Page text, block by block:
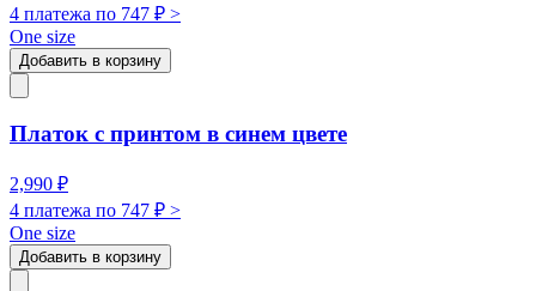
4 платежа по 747 ₽ >
One size
Добавить в корзину
Платок с принтом в синем цвете
2,990 ₽
4 платежа по 747 ₽ >
One size
Добавить в корзину